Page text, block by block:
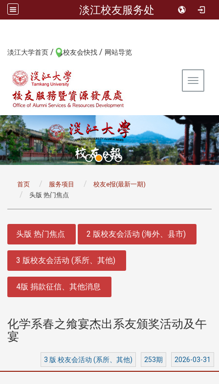
淡江校友服务处
淡江大学首页 / 校友会快找 / 网站导览
Toggle
首页 服务项目
校友e报(最新一期)
头版 热门焦点
头版 热门焦点 2 版校友会活动 (海外、县市)
3 版校友会活动 (系所、其他)
4版 捐款征信、其他消息
化学系春之飨宴杰出系友颁奖活动及午
宴
3 版 校友会活动 (系所、其他) 253期 2026-03-31